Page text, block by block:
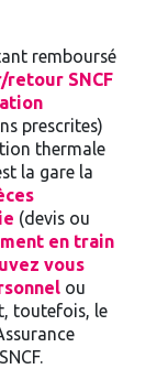
remboursé
SNCF
prescrites)
thermale
la gare la
(devis ou
en train
vous
ou
toutefois, le